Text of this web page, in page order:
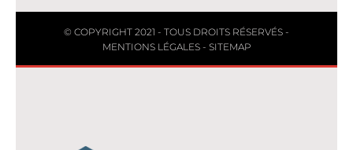
© COPYRIGHT 2021 - TOUS DROITS RÉSERVÉS -
MENTIONS LÉGALES- SITEMAP